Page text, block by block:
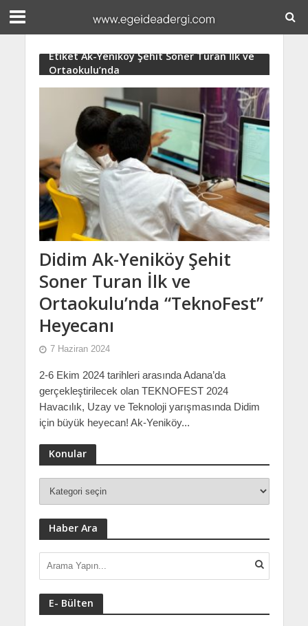
Etiket Ak-Yeniköy Şehit Soner Turan İlk ve
Ortaokulu’nda
Didim Ak-Yeniköy Şehit
Soner Turan İlk ve
Ortaokulu’nda “TeknoFest”
Heyecanı
7 Haziran 2024
2-6 Ekim 2024 tarihleri arasında Adana’da
gerçekleştirilecek olan TEKNOFEST 2024
Havacılık, Uzay ve Teknoloji yarışmasında Didim
için büyük heyecan! Ak-Yeniköy...
Konular
Haber Ara
E- Bülten